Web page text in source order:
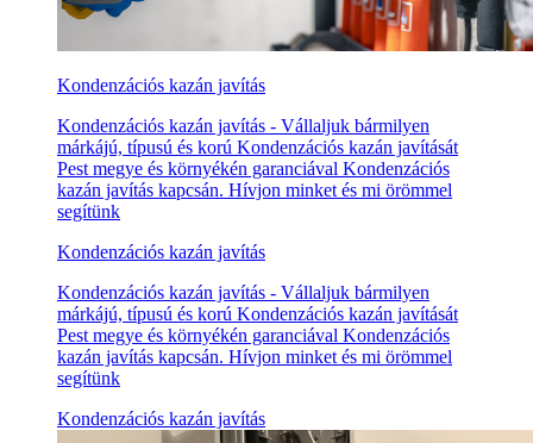
Kondenzációs kazán javítás
Kondenzációs kazán javítás - Vállaljuk bármilyen
márkájú, típusú és korú Kondenzációs kazán javítását
Pest megye és környékén garanciával Kondenzációs
kazán javítás kapcsán. Hívjon minket és mi örömmel
segítünk
Kondenzációs kazán javítás
Kondenzációs kazán javítás - Vállaljuk bármilyen
márkájú, típusú és korú Kondenzációs kazán javítását
Pest megye és környékén garanciával Kondenzációs
kazán javítás kapcsán. Hívjon minket és mi örömmel
segítünk
Kondenzációs kazán javítás